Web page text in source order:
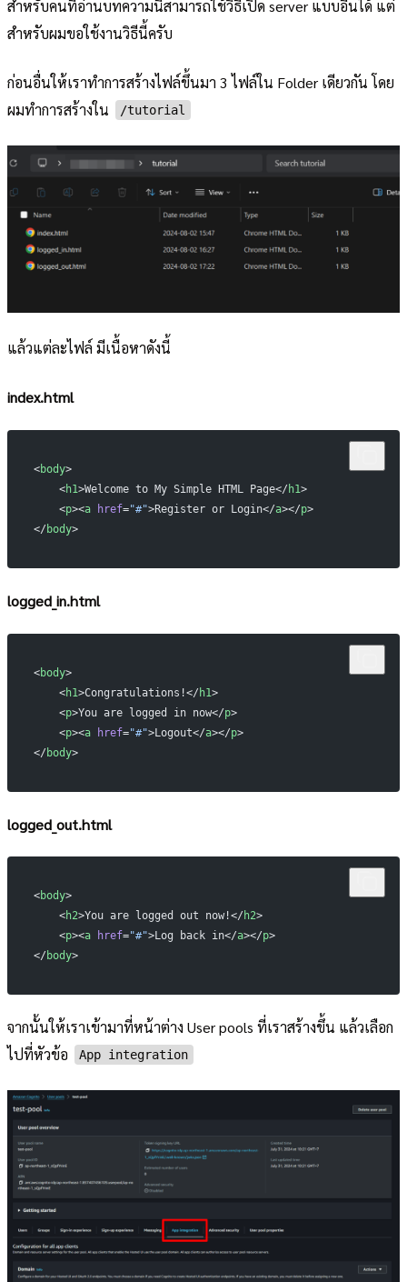
สำหรับคนที่อ่านบทความนี้สามารถใช้วิธีเปิด server แบบอื่นได้ แต่
สำหรับผมขอใช้งานวิธีนี้ครับ
ก่อนอื่นให้เราทำการสร้างไฟล์ขึ้นมา 3 ไฟล์ใน Folder เดียวกัน โดย
ผมทำการสร้างใน
/tutorial
แล้วแต่ละไฟล์ มีเนื้อหาดังนี้
index.html
<body>
    <
h1>Welcome to My Simple HTML Page</ h1>
    <
p><a href="#">Register or Login</a></p>
</ body>
logged_in.html
<body>
    <
h1>Congratulations!</ h1>
    <
p>You are logged in now</p>
    <
p><a href="#">Logout</a></p>
</ body>
logged_out.html
<body>
    <
h2>You are logged out now!</ h2>
    <
p><a href="#">Log back in</a></p>
</ body>
จากนั้นให้เราเข้ามาที่หน้าต่าง User pools ที่เราสร้างขึ้น แล้วเลือก
ไปที่หัวข้อ
App integration